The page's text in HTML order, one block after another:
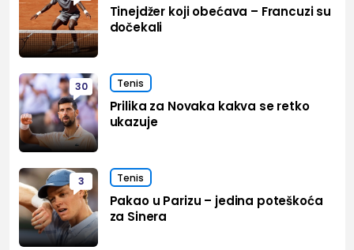
Tinejdžer koji obećava – Francuzi su
dočekali
30 Tenis
Prilika za Novaka kakva se retko
ukazuje
3 Tenis
Pakao u Parizu – jedina poteškoća
za Sinera